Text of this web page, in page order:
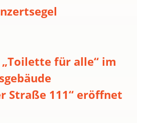
für alle“ im
Straße 111“ eröffnet